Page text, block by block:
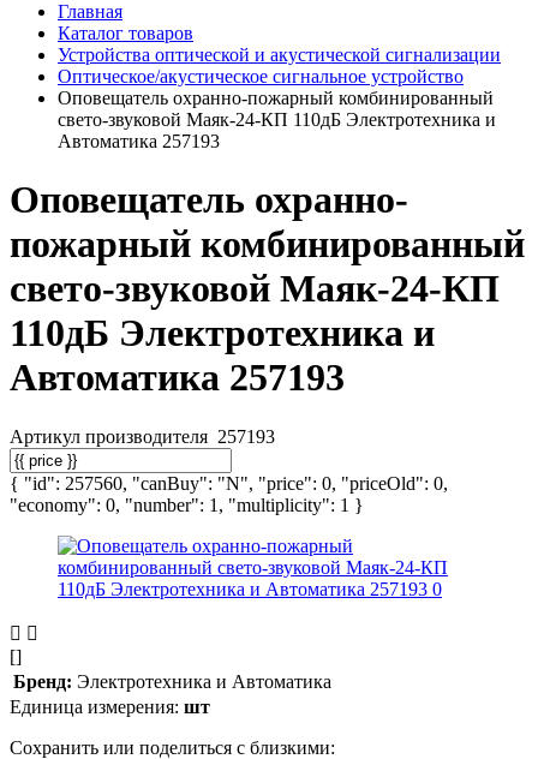
Главная
Каталог товаров
Устройства оптической и акустической сигнализации
Оптическое/акустическое сигнальное устройство
Оповещатель охранно-пожарный комбинированный
свето-звуковой Маяк-24-КП 110дБ Электротехника и
Автоматика 257193
Оповещатель охранно-
пожарный комбинированный
свето-звуковой Маяк-24-КП
110дБ Электротехника и
Автоматика 257193
Артикул производителя 257193
{ "id": 257560, "canBuy": "N", "price": 0, "priceOld": 0,
"economy": 0, "number": 1, "multiplicity": 1 }
[]
Бренд: Электротехника и Автоматика
Единица измерения: шт
Сохранить или поделиться с близкими: